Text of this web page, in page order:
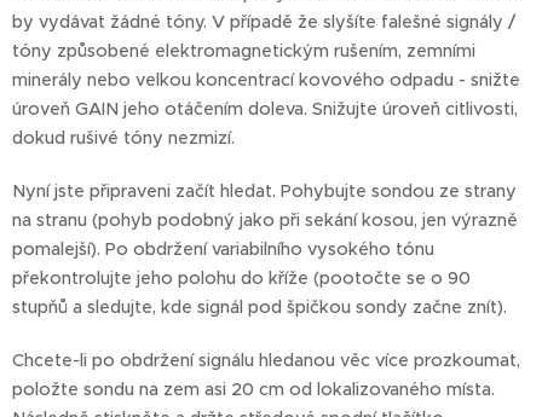
by vydávat žádné tóny. V případě že slyšíte falešné signály /
tóny způsobené elektromagnetickým rušením, zemními
minerály nebo velkou koncentrací kovového odpadu - snižte
úroveň GAIN jeho otáčením doleva. Snižujte úroveň citlivosti,
dokud rušivé tóny nezmizí.
Nyní jste připraveni začít hledat. Pohybujte sondou ze strany
na stranu (pohyb podobný jako při sekání kosou, jen výrazně
pomalejší). Po obdržení variabilního vysokého tónu
překontrolujte jeho polohu do kříže (pootočte se o 90
stupňů a sledujte, kde signál pod špičkou sondy začne znít).
Chcete-li po obdržení signálu hledanou věc více prozkoumat,
položte sondu na zem asi 20 cm od lokalizovaného místa.